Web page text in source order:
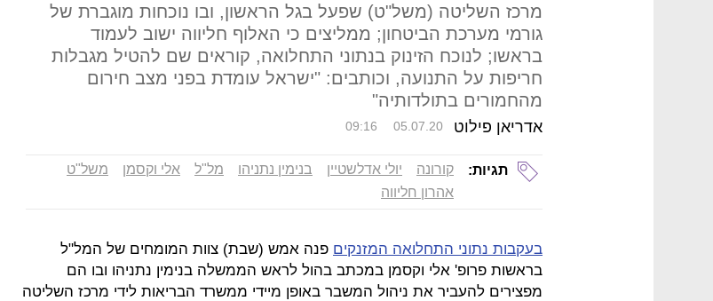
מרכז השליטה (משל"ט) שפעל בגל הראשון, ובו נוכחות מוגברת של
גורמי מערכת הביטחון; ממליצים כי האלוף חליווה ישוב לעמוד
בראשו; לנוכח הזינוק בנתוני התחלואה, קוראים שם להטיל מגבלות
חריפות על התנועה, וכותבים: "ישראל עומדת בפני מצב חירום
מהחמורים בתולדותיה"
אדריאן פילוט 09:16 05.07.20
תגיות: קורונה יולי אדלשטיין בנימין נתניהו מל"ל אלי וקסמן
משל"ט
אהרון חליווה
בעקבות נתוני התחלואה המזנקים פנה אמש (שבת) צוות המומחים של המל"ל
בראשות פרופ' אלי וקסמן במכתב בהול לראש הממשלה בנימין נתניהו ובו הם
מפצירים להעביר את ניהול המשבר באופן מיידי ממשרד הבריאות לידי מרכז השליטה